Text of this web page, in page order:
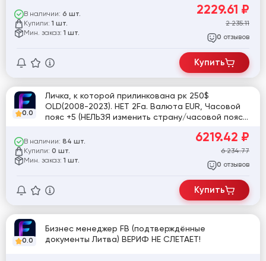
доступом | Marketplace открыт | номер частично
отвязан | 20–100 друзей | №1
В наличии: 6 шт.
Купили: 1 шт.
Мин. заказ: 1 шт.
2229.61 ₽
2 235.11
0 отзывов
Купить
0.0
Личка, к которой прилинкована рк 250$
OLD(2008-2023). НЕТ 2Fa. Валюта EUR, Часовой
пояс +5 (НЕЛЬЗЯ изменить страну/часовой пояс/
В наличии: 84 шт.
Купили: 0 шт.
Мин. заказ: 1 шт.
6219.42 ₽
6 234.77
0 отзывов
Купить
0.0
Бизнес менеджер FB (подтверждённые
документы Литва) ВЕРИФ НЕ СЛЕТАЕТ!